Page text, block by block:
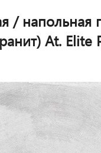
/ напольная
At. Elite